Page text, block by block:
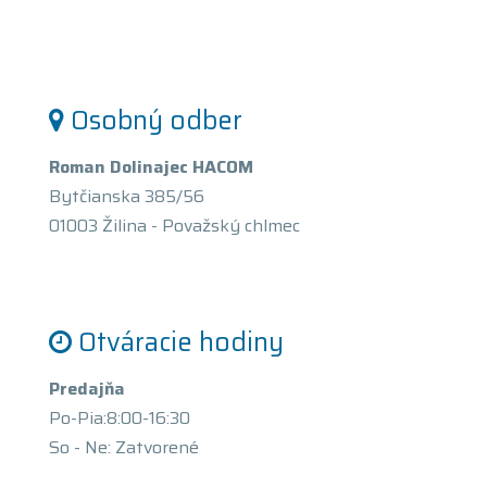
Osobný odber
Roman Dolinajec HACOM
Bytčianska 385/56
01003 Žilina - Považský chlmec
Otváracie hodiny
Predajňa
Po-Pia:8:00-16:30
So - Ne: Zatvorené